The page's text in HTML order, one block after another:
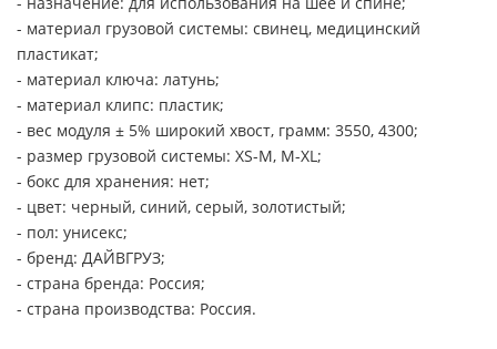
- материал грузовой системы: свинец, медицинский
пластикат;
- материал ключа: латунь;
- материал клипс: пластик;
- вес модуля ± 5% широкий хвост, грамм: 3550, 4300;
- размер грузовой системы: XS-M, M-XL;
- бокс для хранения: нет;
- цвет: черный, синий, серый, золотистый;
- пол: унисекс;
- бренд: ДАЙВГРУЗ;
- страна бренда: Россия;
- страна производства: Россия.